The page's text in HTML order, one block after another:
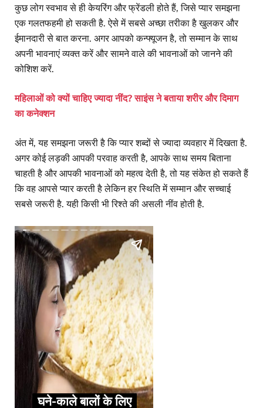
कुछ लोग स्वभाव से ही केयरिंग और फ्रेंडली होते हैं, जिसे प्यार समझना
एक गलतफहमी हो सकती है. ऐसे में सबसे अच्छा तरीका है खुलकर और
ईमानदारी से बात करना. अगर आपको कन्फ्यूजन है, तो सम्मान के साथ
अपनी भावनाएं व्यक्त करें और सामने वाले की भावनाओं को जानने की
कोशिश करें.
महिलाओं को क्यों चाहिए ज्यादा नींद? साइंस ने बताया शरीर और दिमाग
का कनेक्शन
अंत में, यह समझना जरूरी है कि प्यार शब्दों से ज्यादा व्यवहार में दिखता है.
अगर कोई लड़की आपकी परवाह करती है, आपके साथ समय बिताना
चाहती है और आपकी भावनाओं को महत्व देती है, तो यह संकेत हो सकते हैं
कि वह आपसे प्यार करती है लेकिन हर स्थिति में सम्मान और सच्चाई
सबसे जरूरी है. यही किसी भी रिश्ते की असली नींव होती है.